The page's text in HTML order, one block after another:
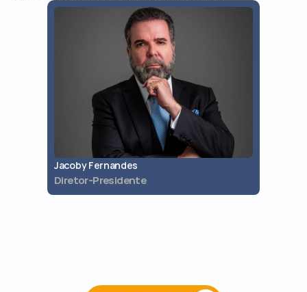
Jacoby Fernandes
Diretor-Presidente